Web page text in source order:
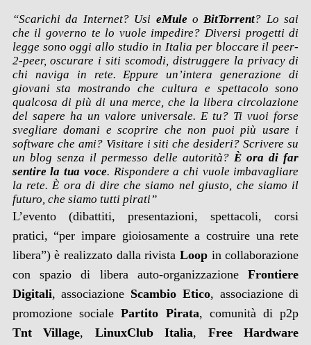
“Scarichi da Internet? Usi eMule oBitTorrent? Lo sai
che il governo te lo vuole impedire? Diversi progetti di
legge sono oggi allo studio in Italia per bloccare il peer-
2-peer, oscurare i siti scomodi, distruggere la privacy di
chi naviga in rete. Eppure un’intera generazione di
giovani sta mostrando che cultura e spettacolo sono
qualcosa di più di una merce, che la libera circolazione
del sapere ha un valore universale. E tu? Ti vuoi forse
svegliare domani e scoprire che non puoi più usare i
software che ami? Visitare i siti che desideri? Scrivere su
un blog senza il permesso delle autorità? È ora di far
sentire la tua voce. Rispondere a chi vuole imbavagliare
la rete. È ora di dire che siamo nel giusto, che siamo il
futuro, che siamo tutti pirati”
L’evento (dibattiti, presentazioni, spettacoli, corsi
pratici, “per impare gioiosamente a costruire una rete
libera”) è realizzato dalla rivistaLoop in collaborazione
con spazio di libera auto-organizzazioneFrontiere
Digitali, associazione Scambio Etico, associazione di
promozione socialePartito Pirata, comunità di p2p
Tnt Village, LinuxClub Italia, Free Hardware